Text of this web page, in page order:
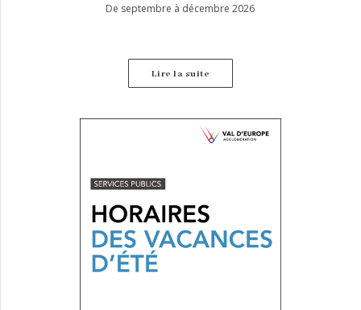
De septembre à décembre 2026
Lire la suite